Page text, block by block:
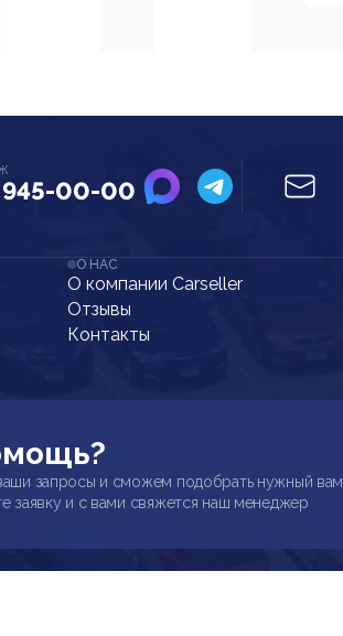
945-00-00
О НАС
О компании Carseller
Отзывы
Контакты
запросы и сможем подобрать нужный вам
заявку и с вами свяжется наш менеджер